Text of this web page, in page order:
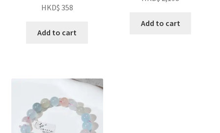
HKD$ 358
Add to cart
Add to cart